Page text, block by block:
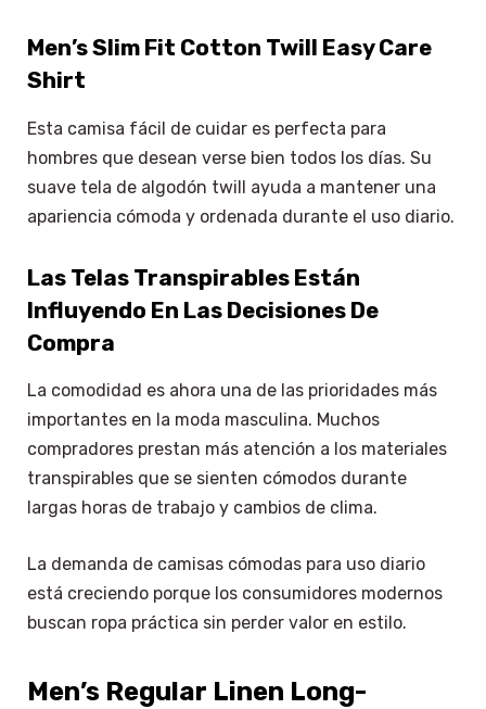
Men’s Slim Fit Cotton Twill Easy Care
Shirt
Esta camisa fácil de cuidar es perfecta para
hombres que desean verse bien todos los días. Su
suave tela de algodón twill ayuda a mantener una
apariencia cómoda y ordenada durante el uso diario.
Las Telas Transpirables Están
Influyendo En Las Decisiones De
Compra
La comodidad es ahora una de las prioridades más
importantes en la moda masculina. Muchos
compradores prestan más atención a los materiales
transpirables que se sienten cómodos durante
largas horas de trabajo y cambios de clima.
La demanda de camisas cómodas para uso diario
está creciendo porque los consumidores modernos
buscan ropa práctica sin perder valor en estilo.
Men’s Regular Linen Long-